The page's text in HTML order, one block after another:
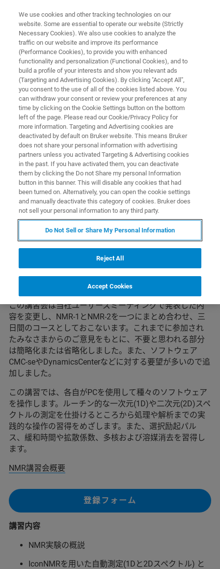
NMR TRAINING COURSES
NMR-1&2: 溶液NMR初・中級コ
ース
溶液NMRを対象とした講習会
三日間の講習（1日目10:30-17:00、２日目9:30-17:00、3
講習で利用するソフトウェア: TopSpin 3.6またはTopSpin
定員: 6名
この講習会は当社ユーザーズミーティングで発表した内
容を変更し、NMR-1とNMR-2を一つにまとめ合わせ、三
日間のコースとしておこないます。これまでに参加され
たみなさまからのご意見をもとに、不要と思われる部分
は簡略化または省略化しました。また、ソフトウェア
CMC-seやDynamicsCenterなどに対する要望が多いので追
加しました。
この講習では、各自がPCを使用して種々のソフトウェア
を操作します。ルーチン的な一次元(1D)や二次元(2D)スペ
クトルの測定を仕掛けるところから処理や解析までの実
践的な操作の習得をめざします。また、選択励起パル
ス、緩和時間や拡散係数、多核および溶媒消去を習得し
ます。
NMR講習会概要
登録フォーム
講習内容
NMR実験の概説
IconNMRを用いた自動測定(1Dと2Dスペクトル) と
We use cookies and other tracking technologies on our
website. Some are essential to operate our website (Strictly
Necessary Cookies). We also use cookies to analyze the
traffic on our website and improve its performance
(Performance Cookies), to provide you with enhanced
functionality and personalization (Functional Cookies), and to
build a profile of your interests and show you relevant ads
(Targeting and Advertising Cookies). By clicking "Accept All",
you consent to the use of all of the cookies listed above. You
can withdraw your consent or review your preferences at any
time by clicking on the Cookie Settings button on the bottom
left of the page. Please read our Cookie/Privacy Policy for
more information. Targeting and Advertising cookies are
deactivated by default on Bruker website. This means Bruker
does not share your personal information with advertising
partners unless you activated Targeting & Advertising cookies
in the past. If you have activated them, you can deactivate
them by clicking the Do not Share my personal Information
button in this banner. This will disable any cookies that had
been turned on. Alternatively, you can open the cookie settings
and manually deactivate this category of cookies. Bruker does
not sell your personal information to any third party.
Do Not Sell or Share My Personal Information
Reject All
Accept Cookies